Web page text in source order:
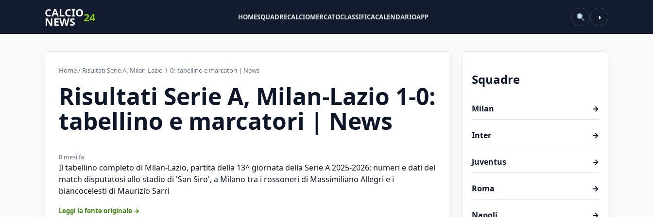
CALCIO
NEWS 24 HOMESQUADRECALCIOMERCATOCLASSIFICACALENDARIOAPP ◑
Home/ Risultati Serie A, Milan-Lazio 1-0: tabellino e marcatori | News
Risultati Serie A, Milan-Lazio 1-0:
tabellino e marcatori | News
8 mesi fa
Il tabellino completo di Milan-Lazio, partita della 13^ giornata della Serie A 2025-2026: numeri e dati del
match disputatosi allo stadio di 'San Siro', a Milano tra i rossoneri di Massimiliano Allegri e i
biancocelesti di Maurizio Sarri
Leggi la fonte originale →
Squadre
Milan →
Inter →
Juventus →
Roma →